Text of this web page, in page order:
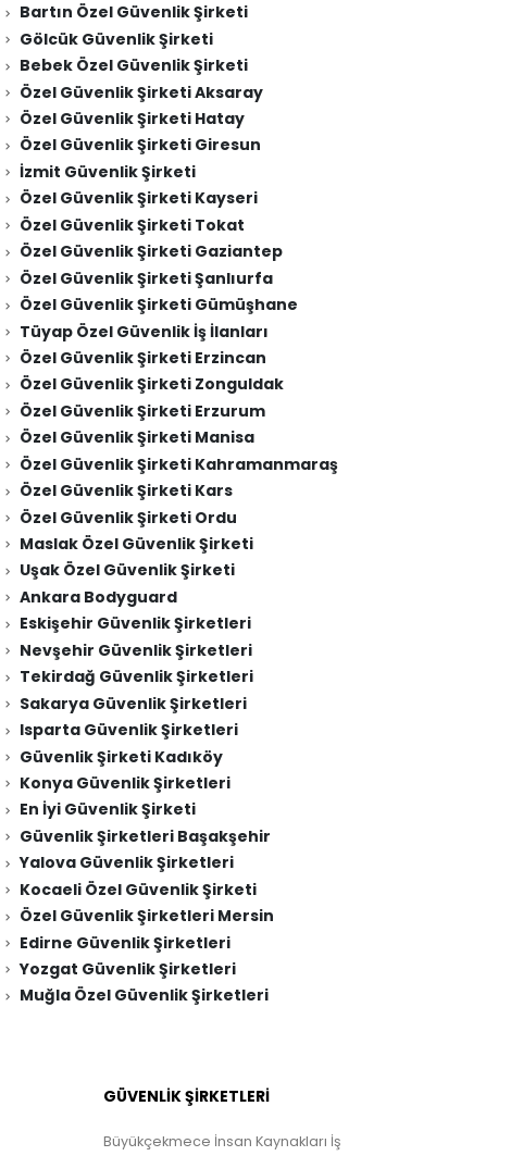
Bartın Özel Güvenlik Şirketi
Gölcük Güvenlik Şirketi
Bebek Özel Güvenlik Şirketi
Özel Güvenlik Şirketi Aksaray
Özel Güvenlik Şirketi Hatay
Özel Güvenlik Şirketi Giresun
İzmit Güvenlik Şirketi
Özel Güvenlik Şirketi Kayseri
Özel Güvenlik Şirketi Tokat
Özel Güvenlik Şirketi Gaziantep
Özel Güvenlik Şirketi Şanlıurfa
Özel Güvenlik Şirketi Gümüşhane
Tüyap Özel Güvenlik İş İlanları
Özel Güvenlik Şirketi Erzincan
Özel Güvenlik Şirketi Zonguldak
Özel Güvenlik Şirketi Erzurum
Özel Güvenlik Şirketi Manisa
Özel Güvenlik Şirketi Kahramanmaraş
Özel Güvenlik Şirketi Kars
Özel Güvenlik Şirketi Ordu
Maslak Özel Güvenlik Şirketi
Uşak Özel Güvenlik Şirketi
Ankara Bodyguard
Eskişehir Güvenlik Şirketleri
Nevşehir Güvenlik Şirketleri
Tekirdağ Güvenlik Şirketleri
Sakarya Güvenlik Şirketleri
Isparta Güvenlik Şirketleri
Güvenlik Şirketi Kadıköy
Konya Güvenlik Şirketleri
En İyi Güvenlik Şirketi
Güvenlik Şirketleri Başakşehir
Yalova Güvenlik Şirketleri
Kocaeli Özel Güvenlik Şirketi
Özel Güvenlik Şirketleri Mersin
Edirne Güvenlik Şirketleri
Yozgat Güvenlik Şirketleri
Muğla Özel Güvenlik Şirketleri
GÜVENLİK ŞİRKETLERİ
Büyükçekmece İnsan Kaynakları İş